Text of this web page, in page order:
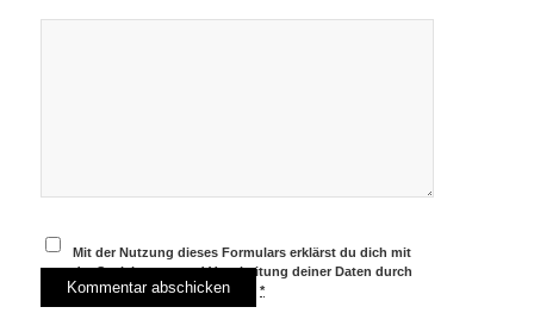
Mit der Nutzung dieses Formulars erklärst du dich mit
der Speicherung und Verarbeitung deiner Daten durch
diese Website einverstanden.*